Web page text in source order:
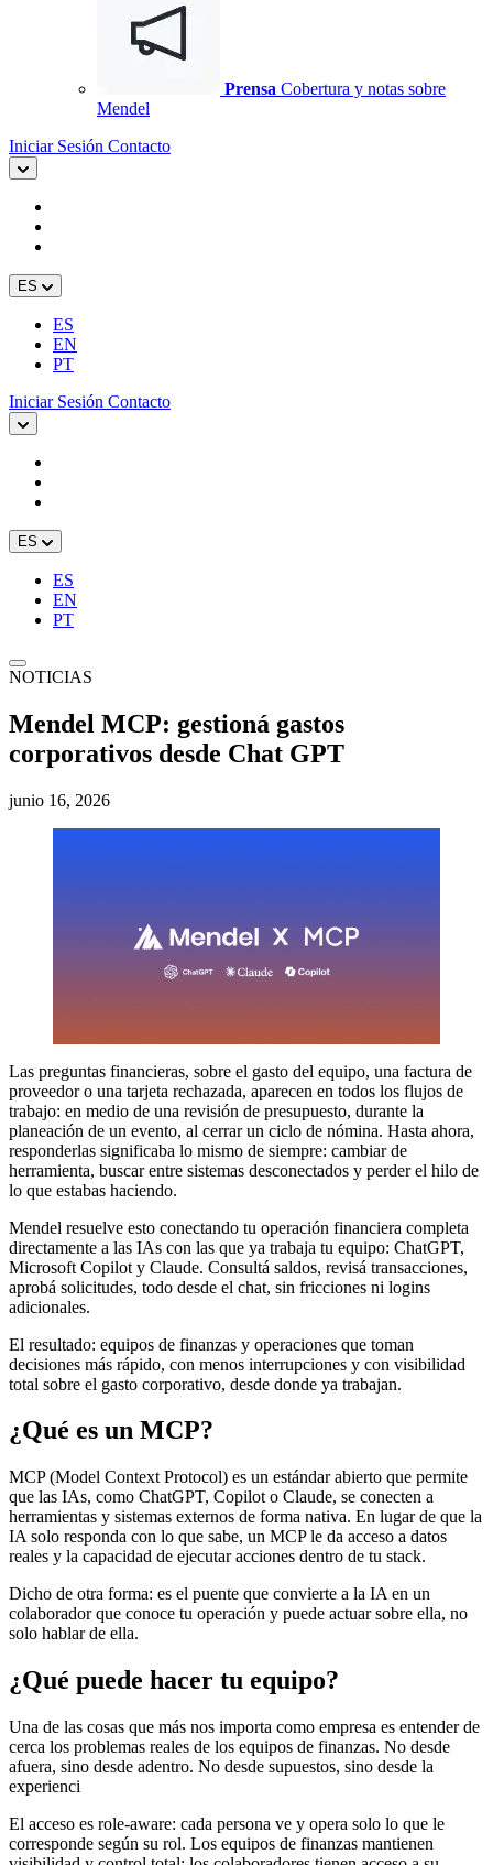
Prensa Cobertura y notas sobre
Mendel
Iniciar Sesión Contacto
ES
ES
EN
PT
Iniciar Sesión Contacto
ES
ES
EN
PT
NOTICIAS
Mendel MCP: gestioná gastos
corporativos desde Chat GPT
junio 16, 2026
Las preguntas financieras, sobre el gasto del equipo, una factura de
proveedor o una tarjeta rechazada, aparecen en todos los flujos de
trabajo: en medio de una revisión de presupuesto, durante la
planeación de un evento, al cerrar un ciclo de nómina. Hasta ahora,
responderlas significaba lo mismo de siempre: cambiar de
herramienta, buscar entre sistemas desconectados y perder el hilo de
lo que estabas haciendo.
Mendel resuelve esto conectando tu operación financiera completa
directamente a las IAs con las que ya trabaja tu equipo: ChatGPT,
Microsoft Copilot y Claude. Consultá saldos, revisá transacciones,
aprobá solicitudes, todo desde el chat, sin fricciones ni logins
adicionales.
El resultado: equipos de finanzas y operaciones que toman
decisiones más rápido, con menos interrupciones y con visibilidad
total sobre el gasto corporativo, desde donde ya trabajan.
¿Qué es un MCP?
MCP (Model Context Protocol) es un estándar abierto que permite
que las IAs, como ChatGPT, Copilot o Claude, se conecten a
herramientas y sistemas externos de forma nativa. En lugar de que la
IA solo responda con lo que sabe, un MCP le da acceso a datos
reales y la capacidad de ejecutar acciones dentro de tu stack.
Dicho de otra forma: es el puente que convierte a la IA en un
colaborador que conoce tu operación y puede actuar sobre ella, no
solo hablar de ella.
¿Qué puede hacer tu equipo?
Una de las cosas que más nos importa como empresa es entender de
cerca los problemas reales de los equipos de finanzas. No desde
afuera, sino desde adentro. No desde supuestos, sino desde la
experienci
El acceso es role-aware: cada persona ve y opera solo lo que le
corresponde según su rol. Los equipos de finanzas mantienen